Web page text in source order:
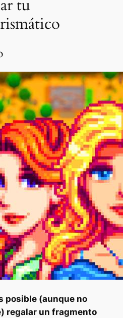
tu
posible (aunque no
regalar un fragmento